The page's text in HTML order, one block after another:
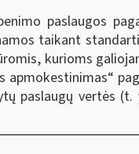
paslaugos
taikant
kurioms
paslaugų vertės (t.